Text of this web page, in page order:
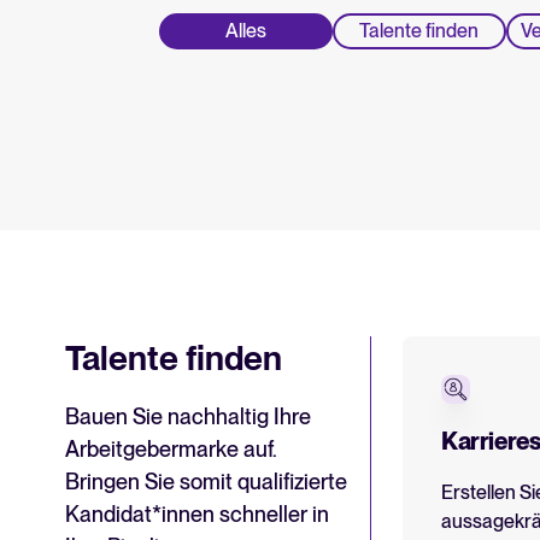
WhatsApp Hiring
Kollaboratives Recruiting
Alles Talente finden
Talente finden
Bauen Sie nachhaltig Ihre
Arbeitgebermarke auf.
Bringen Sie somit qualifizierte
Kandidat*innen schneller in
Erstellen